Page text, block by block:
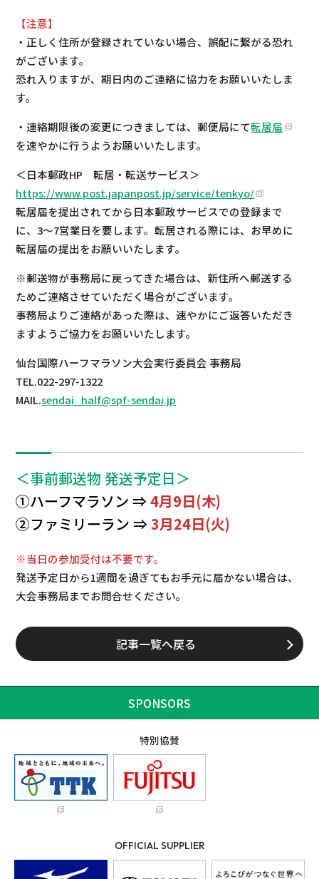
【注意】
・正しく住所が登録されていない場合、誤配に繋がる恐れ
がございます。
恐れ入りますが、期日内のご連絡に協力をお願いいたしま
す。
・連絡期限後の変更につきましては、郵便局にて転居届
を速やかに行うようお願いいたします。
＜日本郵政HP 転居・転送サービス＞
https://www.post.japanpost.jp/service/tenkyo/
転居届を提出されてから日本郵政サービスでの登録まで
に、3～7営業日を要します。転居される際には、お早めに
転居届の提出をお願いいたします。
※郵送物が事務局に戻ってきた場合は、新住所へ郵送する
ためご連絡させていただく場合がございます。
事務局よりご連絡があった際は、速やかにご返答いただき
ますようご協力をお願いいたします。
仙台国際ハーフマラソン大会実行委員会 事務局
TEL.022-297-1322
MAIL.sendai_half@spf-sendai.jp
＜事前郵送物 発送予定日＞
①ハーフマラソン ⇒4月9日(木)
②ファミリーラン ⇒3月24日(火)
※当日の参加受付は不要です。
発送予定日から1週間を過ぎてもお手元に届かない場合は、
大会事務局までお問合せください。
記事一覧へ戻る
SPONSORS
特別協賛
OFFICIAL SUPPLIER